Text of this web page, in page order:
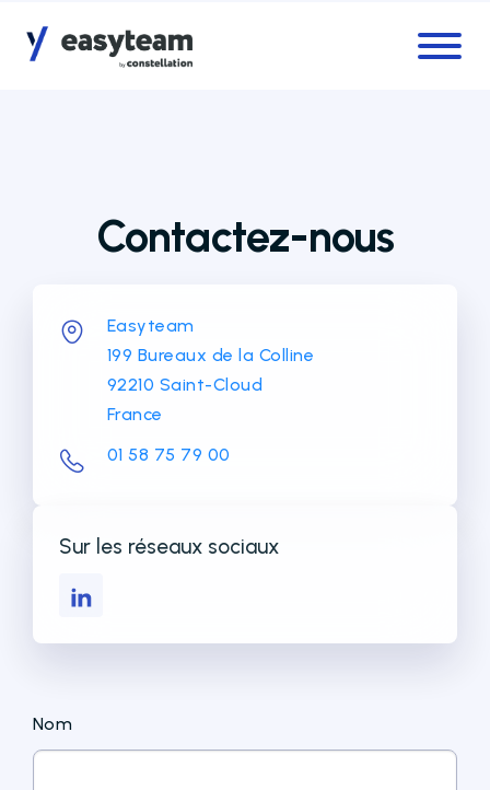
Contactez-nous
Easyteam
199 Bureaux de la Colline
92210 Saint-Cloud
France
01 58 75 79 00
Sur les réseaux sociaux
Nom